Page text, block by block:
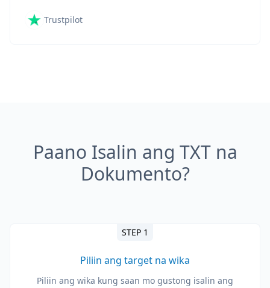
Trustpilot
Paano Isalin ang TXT na
Dokumento?
STEP 1
Piliin ang target na wika
Piliin ang wika kung saan mo gustong isalin ang